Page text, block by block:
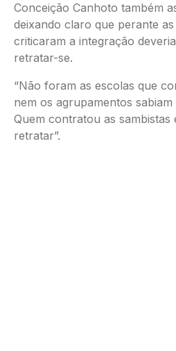
Conceição Canhoto também
deixando claro que perante
criticaram a integração
retratar-se.
“Não foram as escolas que
nem os agrupamentos
Quem contratou as sambistas
retratar”.